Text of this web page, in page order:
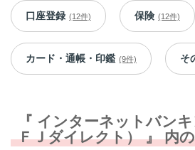
口座登録 (12件) 保険 (12件)
カード・通帳・印鑑 (9件) そ
『 インターネットバン
ＦＪダイレクト） 』 内